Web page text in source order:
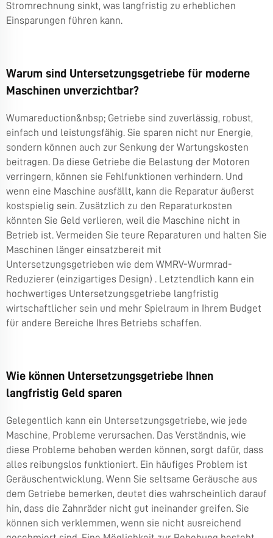
Stromrechnung sinkt, was langfristig zu erheblichen
Einsparungen führen kann.
Warum sind Untersetzungsgetriebe für moderne
Maschinen unverzichtbar?
Wumareduction&nbsp; Getriebe sind zuverlässig, robust,
einfach und leistungsfähig. Sie sparen nicht nur Energie,
sondern können auch zur Senkung der Wartungskosten
beitragen. Da diese Getriebe die Belastung der Motoren
verringern, können sie Fehlfunktionen verhindern. Und
wenn eine Maschine ausfällt, kann die Reparatur äußerst
kostspielig sein. Zusätzlich zu den Reparaturkosten
könnten Sie Geld verlieren, weil die Maschine nicht in
Betrieb ist. Vermeiden Sie teure Reparaturen und halten Sie
Maschinen länger einsatzbereit mit
Untersetzungsgetrieben wie dem WMRV-Wurmrad-
Reduzierer (einzigartiges Design) . Letztendlich kann ein
hochwertiges Untersetzungsgetriebe langfristig
wirtschaftlicher sein und mehr Spielraum in Ihrem Budget
für andere Bereiche Ihres Betriebs schaffen.
Wie können Untersetzungsgetriebe Ihnen
langfristig Geld sparen
Gelegentlich kann ein Untersetzungsgetriebe, wie jede
Maschine, Probleme verursachen. Das Verständnis, wie
diese Probleme behoben werden können, sorgt dafür, dass
alles reibungslos funktioniert. Ein häufiges Problem ist
Geräuschentwicklung. Wenn Sie seltsame Geräusche aus
dem Getriebe bemerken, deutet dies wahrscheinlich darauf
hin, dass die Zahnräder nicht gut ineinander greifen. Sie
können sich verklemmen, wenn sie nicht ausreichend